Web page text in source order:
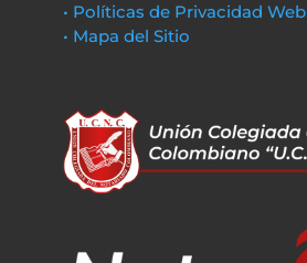
• Políticas de Privacidad Web
• Mapa del Sitio